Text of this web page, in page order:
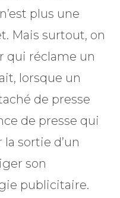
plus une
Mais surtout, on
qui réclame un
lorsque un
de presse
de presse qui
sortie d’un
son
publicitaire.